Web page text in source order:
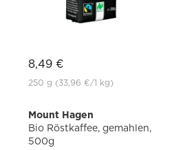
8,49 €
250 g (33,96 €/1 kg)
Mount Hagen
Bio Röstkaffee, gemahlen,
500g